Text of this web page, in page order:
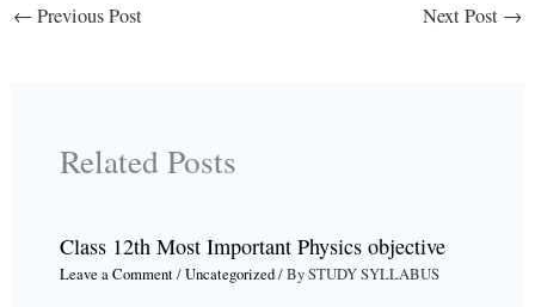
← Previous Post Next Post →
Related Posts
Class 12th Most Important Physics objective
Leave a Comment/Uncategorized/ BySTUDY SYLLABUS